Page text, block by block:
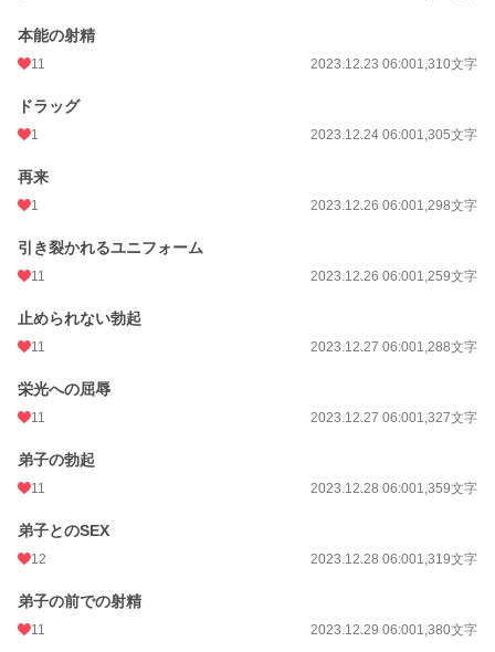
本能の射精
11 2023.12.23 06:001,310文字
ドラッグ
1 2023.12.24 06:001,305文字
再来
1 2023.12.26 06:001,298文字
引き裂かれるユニフォーム
11 2023.12.26 06:001,259文字
止められない勃起
11 2023.12.27 06:001,288文字
栄光への屈辱
11 2023.12.27 06:001,327文字
弟子の勃起
11 2023.12.28 06:001,359文字
弟子とのSEX
12 2023.12.28 06:001,319文字
弟子の前での射精
11 2023.12.29 06:001,380文字